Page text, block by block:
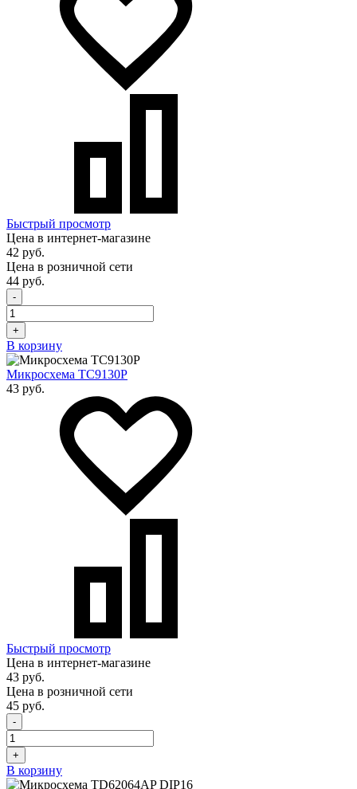
Быстрый просмотр
Цена в интернет-магазине
42 руб.
Цена в розничной сети
44 руб.
-
+
В корзину
Микросхема TC9130P
43 руб.
Быстрый просмотр
Цена в интернет-магазине
43 руб.
Цена в розничной сети
45 руб.
-
+
В корзину